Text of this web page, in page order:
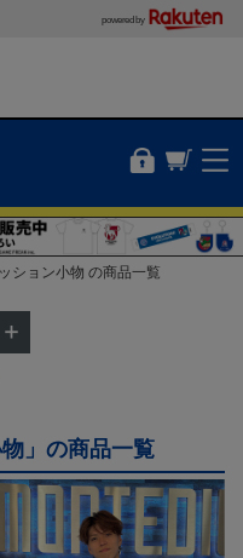
powered by
ション小物 の商品一覧
」の商品一覧